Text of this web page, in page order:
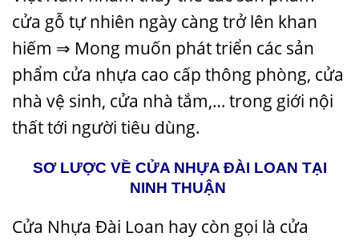
cửa gỗ tự nhiên ngày càng trở lên khan
hiếm ⇒ Mong muốn phát triển các sản
phẩm cửa nhựa cao cấp thông phòng, cửa
nhà vệ sinh, cửa nhà tắm,… trong giới nội
thất tới người tiêu dùng.
SƠ LƯỢC VỀ CỬA NHỰA ĐÀI LOAN TẠI
NINH THUẬN
Cửa Nhựa Đài Loan hay còn gọi là cửa